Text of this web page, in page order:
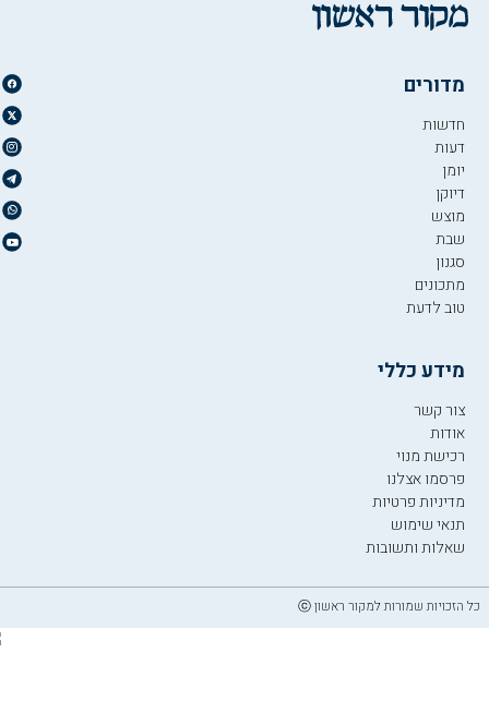
מדורים
חדשות
דעות
יומן
דיוקן
מוצש
שבת
סגנון
מתכונים
טוב לדעת
מידע כללי
צור קשר
אודות
רכישת מנוי
פרסמו אצלנו
מדיניות פרטיות
תנאי שימוש
שאלות ותשובות
כל הזכויות שמורות למקור ראשון ⓒ